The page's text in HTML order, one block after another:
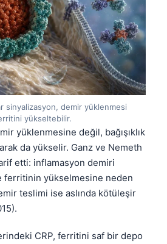
sinyalizasyon, demir yüklenmesi
yükseltebilir.
yüklenmesine değil, bağışıklık
da yükselir. Ganz ve Nemeth
etti: inflamasyon demiri
ferritinin yükselmesine neden
teslimi ise aslında kötüleşir
CRP, ferritini saf bir depo